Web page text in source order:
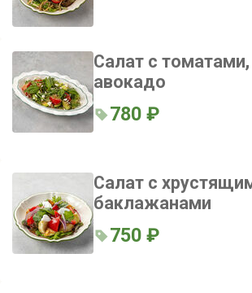
Салат с
авокадо
780 ₽
Салат с
баклажанами
750 ₽